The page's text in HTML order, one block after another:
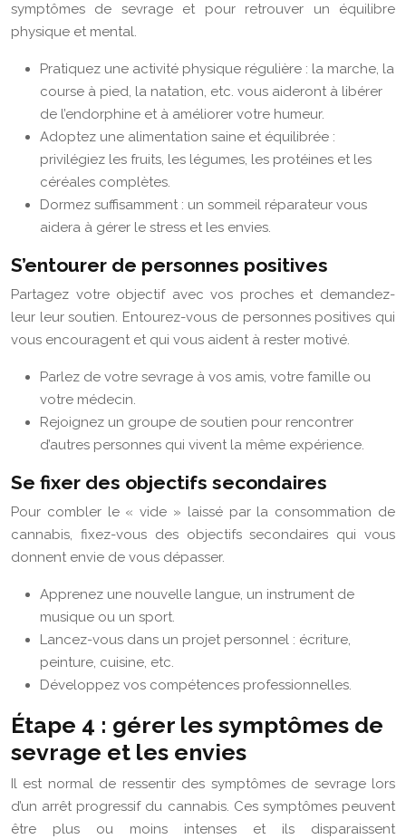
symptômes de sevrage et pour retrouver un équilibre
physique et mental.
Pratiquez une activité physique régulière : la marche, la
course à pied, la natation, etc. vous aideront à libérer
de l’endorphine et à améliorer votre humeur.
Adoptez une alimentation saine et équilibrée :
privilégiez les fruits, les légumes, les protéines et les
céréales complètes.
Dormez suffisamment : un sommeil réparateur vous
aidera à gérer le stress et les envies.
S’entourer de personnes positives
Partagez votre objectif avec vos proches et demandez-
leur leur soutien. Entourez-vous de personnes positives qui
vous encouragent et qui vous aident à rester motivé.
Parlez de votre sevrage à vos amis, votre famille ou
votre médecin.
Rejoignez un groupe de soutien pour rencontrer
d’autres personnes qui vivent la même expérience.
Se fixer des objectifs secondaires
Pour combler le « vide » laissé par la consommation de
cannabis, fixez-vous des objectifs secondaires qui vous
donnent envie de vous dépasser.
Apprenez une nouvelle langue, un instrument de
musique ou un sport.
Lancez-vous dans un projet personnel : écriture,
peinture, cuisine, etc.
Développez vos compétences professionnelles.
Étape 4 : gérer les symptômes de
sevrage et les envies
Il est normal de ressentir des symptômes de sevrage lors
d’un arrêt progressif du cannabis. Ces symptômes peuvent
être plus ou moins intenses et ils disparaissent